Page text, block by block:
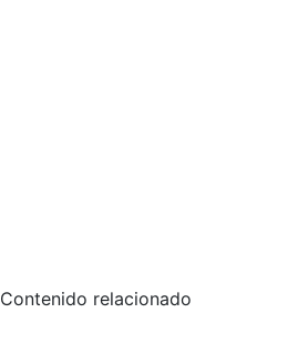
Contenido relacionado